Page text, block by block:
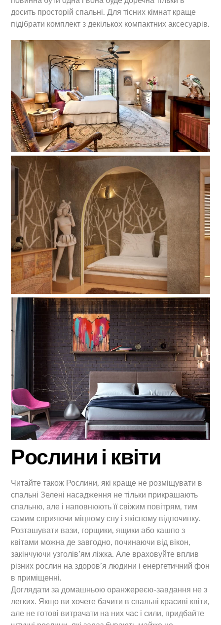
досить просторій спальні. Для тісних кімнат краще
підібрати комплект з декількох компактних аксесуарів.
Рослини і квіти
Читайте також Рослини, які краще не розміщувати в
спальні Зелені насадження не тільки прикрашають
спальню, але і наповнюють її свіжим повітрям, тим
самим сприяючи міцному сну і якісному відпочинку.
Розташувати вази, горщики, ящики або кашпо з
квітами можна де завгодно, починаючи від вікон,
закінчуючи узголів’ям ліжка. Але враховуйте вплив
різних рослин на здоров’я людини і енергетичний фон
в приміщенні.
Доглядати за домашньою оранжереєю-завдання не з
легких. Якщо ви хочете бачити в спальні красиві квіти,
але не готові витрачати на них час і сили, придбайте